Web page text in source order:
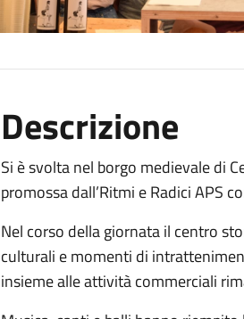
Descrizione
Si è svolta nel borgo medievale di
promossa dall’Ritmi e Radici APS
Nel corso della giornata il centro
culturali e momenti di
insieme alle attività commerciali